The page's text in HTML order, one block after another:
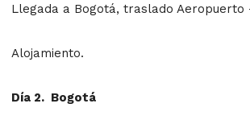
Llegada a Bogotá, traslado Aeropuerto
Alojamiento.
Día 2. Bogotá